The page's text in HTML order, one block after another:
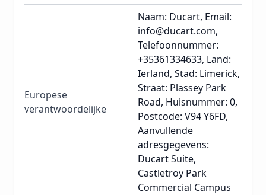
Europese
verantwoordelijke
Naam: Ducart, Email:
info@ducart.com,
Telefoonnummer:
+35361334633, Land:
Ierland, Stad: Limerick,
Straat: Plassey Park
Road, Huisnummer: 0,
Postcode: V94 Y6FD,
Aanvullende
adresgegevens:
Ducart Suite,
Castletroy Park
Commercial Campus